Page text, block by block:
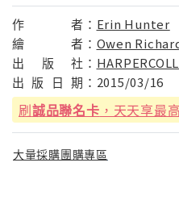
作 者： Erin Hunter
繪
者： Owen
出
版 社：
出 版 日 期： 2015/03/16
刷誠品聯名卡 ，天天享最
大量採購團購專區